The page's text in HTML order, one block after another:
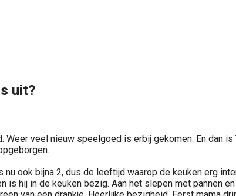
uit?
veel nieuw speelgoed is erbij gekomen. En dan
ook bijna 2, dus de leeftijd waarop de keuken erg
hij in de keuken bezig. Aan het slepen met pannen